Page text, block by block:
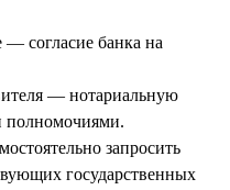
— согласие банка на
— нотариальную
полномочиями.
запросить
государственных